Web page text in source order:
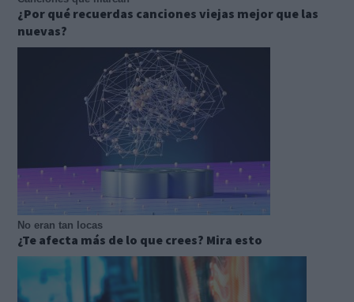
¿Por qué recuerdas canciones viejas mejor que las
nuevas?
No eran tan locas
¿Te afecta más de lo que crees? Mira esto